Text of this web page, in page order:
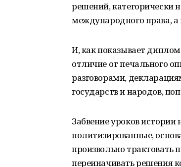
решений, категорически
международного права, а
И, как показывает
отличие от печального
разговорами,
государств и народов,
Забвение уроков истории
политизированные,
произвольно трактовать
переиначивать решения